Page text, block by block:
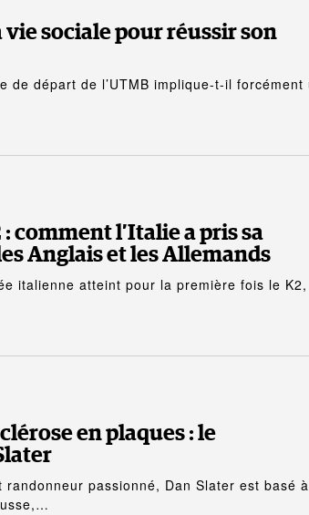
sociale pour réussir son
départ de l’UTMB implique-t-il forcément
: comment l’Italie a pris sa
Anglais et les Allemands
italienne atteint pour la première fois le K2,
en plaques : le
passionné, Dan Slater est basé à